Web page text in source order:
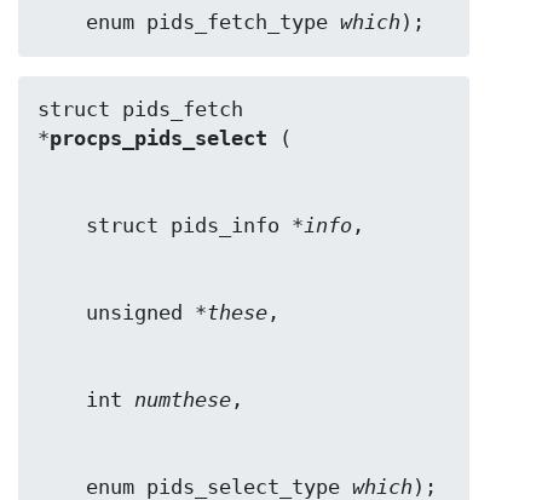
    enum pids_fetch_type
which );
struct pids_fetch
*procps_pids_select
    struct pids_info *
info
    unsigned *
these
    int
numthese
    enum pids_select_type
which );